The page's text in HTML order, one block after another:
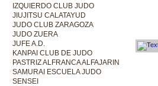
IZQUIERDO CLUB JUDO
JIUJITSU CALATAYUD
JUDO CLUB ZARAGOZA
JUDO ZUERA
JUFE A.D.
KANPAI CLUB DE JUDO
PASTRIZ ALFRANCA ALFAJARIN
SAMURAI ESCUELA JUDO
SENSEI